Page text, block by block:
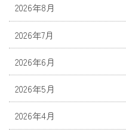
2026年8月
2026年7月
2026年6月
2026年5月
2026年4月